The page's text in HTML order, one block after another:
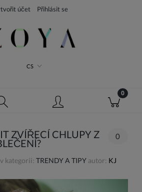
účet Přihlásit se
CS
ZVÍŘECÍ CHLUPY Z 0
kategorii: TRENDY A TIPY autor: KJ